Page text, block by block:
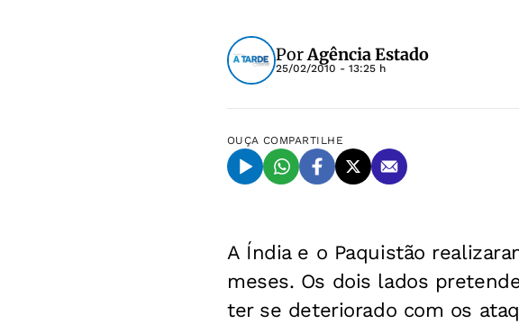
PorAgência Estado
25/02/2010 - 13:25 h
OUÇA COMPARTILHE
A Índia e o Paquistão
meses. Os dois lados
ter se deteriorado com os